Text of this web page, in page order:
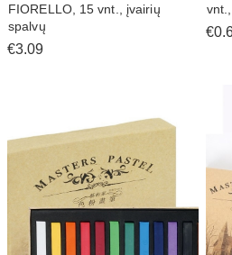
FIORELLO, 15 vnt., įvairių
spalvų
€3.09